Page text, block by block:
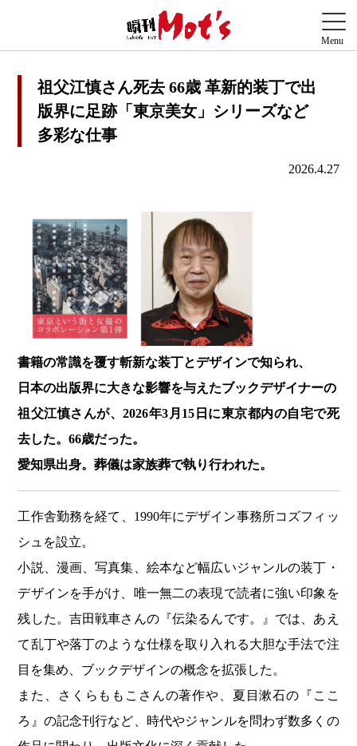
祖父江慎さん死去 66歳 革新的装丁で出
版界に足跡「東京美女」シリーズなど
多彩な仕事
2026.4.27
書籍の常識を覆す斬新な装丁とデザインで知られ、
日本の出版界に大きな影響を与えたブックデザイナーの
祖父江慎さんが、2026年3月15日に東京都内の自宅で死
去した。66歳だった。
愛知県出身。葬儀は家族葬で執り行われた。
工作舎勤務を経て、1990年にデザイン事務所コズフィッ
シュ を設立。
小説、漫画、写真集、絵本など幅広いジャンルの装丁・
デザインを手がけ、唯一無二の表現で読者に強い印象を
残した。 吉田戦車さんの『伝染るんです。
』では、あえ
て乱丁や落丁のような仕様を取り入れる大胆な手法で注
目を集め、ブックデザインの概念を拡張した。
また、
さくらももこ さんの著作や、 夏目漱石の『 ここ
ろ 』の記念刊行など、時代やジャンルを問わず数多くの